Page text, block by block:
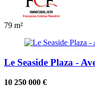
79 m²
Le Seaside Plaza -
10 250 000 €